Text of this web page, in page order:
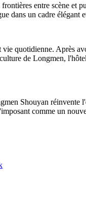
entre scène
dans un cadre élégant
quotidienne. Après
de Longmen,
Shouyan
comme un